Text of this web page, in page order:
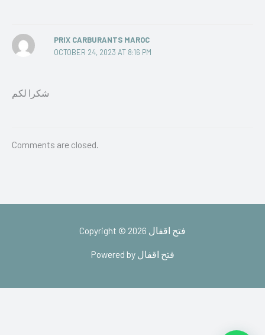
PRIX CARBURANTS MAROC
OCTOBER 24, 2023 AT 8:16 PM
شكرا لكم
Comments are closed.
Copyright © 2026 فتح اقفال
Powered by فتح اقفال